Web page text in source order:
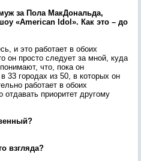
за Пола МакДональда,
«American Idol». Как это – до
и это работает в обоих
он просто следует за мной, куда
что, пока он
33 городах из 50, в которых он
работает в обоих
приоритет другому
взгляда?